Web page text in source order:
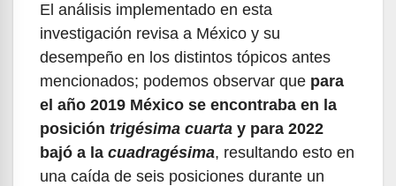
El análisis implementado en esta
investigación revisa a México y su
desempeño en los distintos tópicos antes
mencionados; podemos observar que para
el año 2019 México se encontraba en la
posición trigésima cuarta y para 2022
bajó a la cuadragésima, resultando esto en
una caída de seis posiciones durante un